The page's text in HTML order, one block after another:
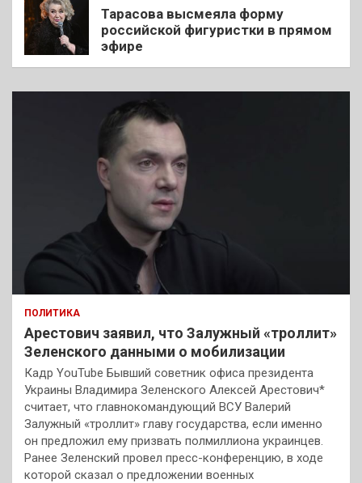
Тарасова высмеяла форму
российской фигуристки в прямом
эфире
ПОЛИТИКА
Арестович заявил, что Залужный «троллит»
Зеленского данными о мобилизации
Кадр YouTube Бывший советник офиса президента
Украины Владимира Зеленского Алексей Арестович*
считает, что главнокомандующий ВСУ Валерий
Залужный «троллит» главу государства, если именно
он предложил ему призвать полмиллиона украинцев.
Ранее Зеленский провел пресс-конференцию, в ходе
которой сказал о предложении военных